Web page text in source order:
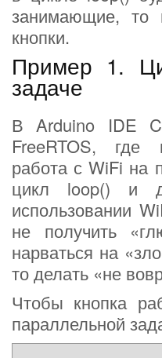
занимающие, то
кнопки.
Пример 1.
задаче
В Arduino IDE
FreeRTOS, где
работа с WiFi на
цикл loop() и
использовании
не получить
нарваться на
то делать «не
Чтобы кнопка
параллельной